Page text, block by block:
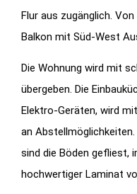
Flur aus zugänglich.
Balkon mit Süd-West
Die Wohnung wird mit
übergeben. Die
Elektro-Geräten, wird
an
sind die Böden gefliest,
hochwertiger Laminat